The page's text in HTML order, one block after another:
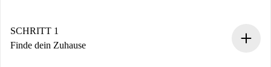
SCHRITT 1
Finde dein Zuhause